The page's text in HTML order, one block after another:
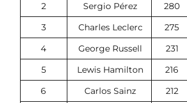
2
Sergio Pérez 280
3
Charles Leclerc 275
4
George Russell 231
5
Lewis Hamilton 216
6
Carlos Sainz 212